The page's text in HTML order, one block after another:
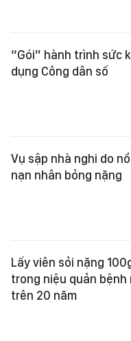
“Gói” hành trình sức
dụng Công dân số
Vụ sập nhà nghi do
nạn nhân bỏng nặng
Lấy viên sỏi nặng
trong niệu quản bệnh
trên 20 năm